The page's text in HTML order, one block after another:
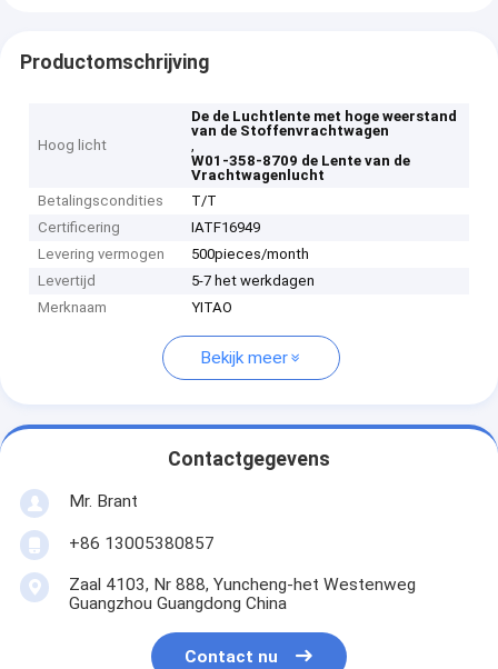
Productomschrijving
Hoog licht
De de Luchtlente met hoge weerstand
van de Stoffenvrachtwagen
,
W01-358-8709 de Lente van de
Vrachtwagenlucht
Betalingscondities
T/T
Certificering
IATF16949
Levering vermogen
500pieces/month
Levertijd
5-7 het werkdagen
Merknaam
YITAO
Bekijk meer
Contactgegevens
Mr. Brant
+86 13005380857
Zaal 4103, Nr 888, Yuncheng-het Westenweg
Guangzhou Guangdong China
Contact nu